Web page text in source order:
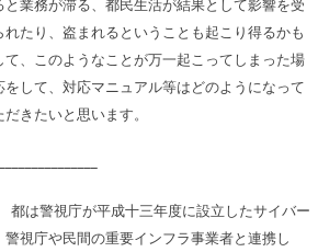
と業務が滞る、都民生活が結果として影響を受
たり、盗まれるということも起こり得るかも
て、このようなことが万一起こってしまった場
して、対応マニュアル等はどのようになって
きたいと思います。
は警視庁が平成十三年度に設立したサイバー
視庁や民間の重要インフラ事業者と連携し